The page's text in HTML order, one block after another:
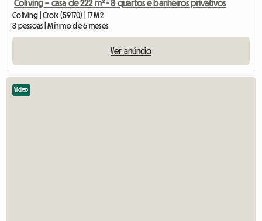
Coliving – casa de 222 m² - 8 quartos e banheiros privativos
Coliving | Croix (59170) | 17 M2
8 pessoas | Mínimo de 6 meses
Ver anúncio
Vídeo